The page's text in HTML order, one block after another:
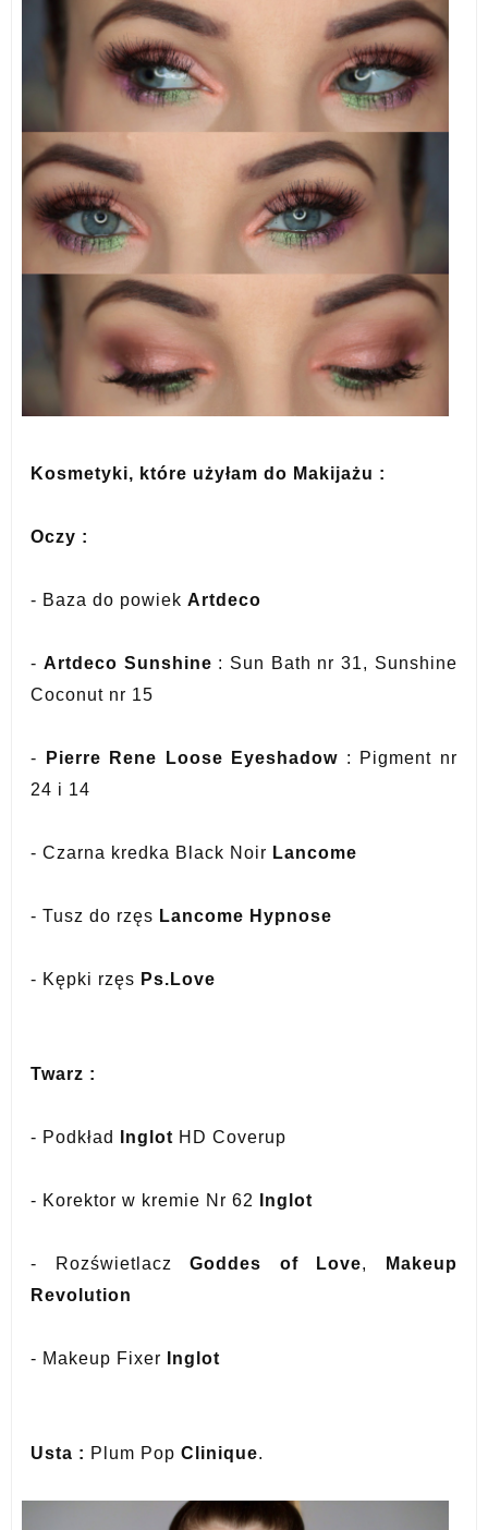
Kosmetyki, które użyłam do Makijażu :
Oczy :
- Baza do powiekArtdeco
- Artdeco Sunshine : Sun Bath nr 31, Sunshine
Coconut nr 15
- Pierre Rene Loose Eyeshadow : Pigment nr
24 i 14
- Czarna kredka Black Noir Lancome
- Tusz do rzęs Lancome Hypnose
- Kępki rzęs Ps.Love
Twarz :
- Podkład Inglot HD Coverup
- Korektor w kremie Nr 62 Inglot
- RozświetlaczGoddes of Love,
Makeup
Revolution
- Makeup Fixer Inglot
Usta : Plum PopClinique.